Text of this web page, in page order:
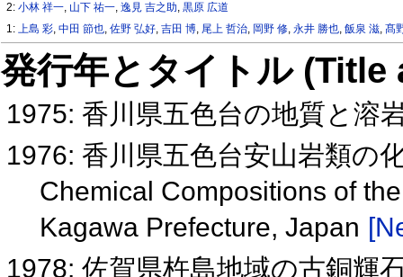
2:小林 祥一, 山下 祐一,逸見 吉之助,黒原 広道
1:上島 彩,中田 節也,佐野 弘好,吉田 博, 尾上 哲治, 岡野 修,永井 勝也,飯泉 滋,髙
発行年とタイトル
1975: 香川県五色台の地質と溶
1976: 香川県五色台安山岩類の
Chemical Compositions of
Kagawa Prefecture, Japan
1978: 佐賀県杵島地域の古銅輝